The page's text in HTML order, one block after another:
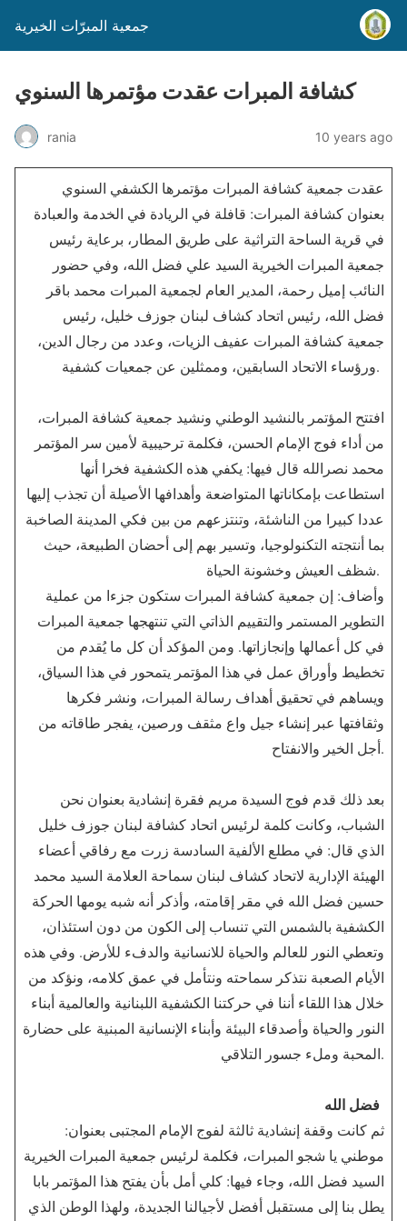
جمعية المبرّات الخيرية
كشافة المبرات عقدت مؤتمرها السنوي
rania 10 years ago
عقدت جمعية كشافة المبرات مؤتمرها الكشفي السنوي
بعنوان كشافة المبرات: قافلة في الريادة في الخدمة والعبادة
في قرية الساحة التراثية على طريق المطار، برعاية رئيس
جمعية المبرات الخيرية السيد علي فضل الله، وفي حضور
النائب إميل رحمة، المدير العام لجمعية المبرات محمد باقر
فضل الله، رئيس اتحاد كشاف لبنان جوزف خليل، رئيس
جمعية كشافة المبرات عفيف الزيات، وعدد من رجال الدين،
ورؤساء الاتحاد السابقين، وممثلين عن جمعيات كشفية.
افتتح المؤتمر بالنشيد الوطني ونشيد جمعية كشافة المبرات،
من أداء فوج الإمام الحسن، فكلمة ترحيبية لأمين سر المؤتمر
محمد نصرالله قال فيها: يكفي هذه الكشفية فخرا أنها
استطاعت بإمكاناتها المتواضعة وأهدافها الأصيلة أن تجذب إليها
عددا كبيرا من الناشئة، وتنتزعهم من بين فكي المدينة الصاخبة
بما أنتجته التكنولوجيا، وتسير بهم إلى أحضان الطبيعة، حيث
شظف العيش وخشونة الحياة.
وأضاف: إن جمعية كشافة المبرات ستكون جزءا من عملية
التطوير المستمر والتقييم الذاتي التي تنتهجها جمعية المبرات
في كل أعمالها وإنجازاتها. ومن المؤكد أن كل ما يُقدم من
تخطيط وأوراق عمل في هذا المؤتمر يتمحور في هذا السياق،
ويساهم في تحقيق أهداف رسالة المبرات، ونشر فكرها
وثقافتها عبر إنشاء جيل واع مثقف ورصين، يفجر طاقاته من
أجل الخير والانفتاح.
بعد ذلك قدم فوج السيدة مريم فقرة إنشادية بعنوان نحن
الشباب، وكانت كلمة لرئيس اتحاد كشافة لبنان جوزف خليل
الذي قال: في مطلع الألفية السادسة زرت مع رفاقي أعضاء
الهيئة الإدارية لاتحاد كشاف لبنان سماحة العلامة السيد محمد
حسين فضل الله في مقر إقامته، وأذكر أنه شبه يومها الحركة
الكشفية بالشمس التي تنساب إلى الكون من دون استئذان،
وتعطي النور للعالم والحياة للانسانية والدفء للأرض. وفي هذه
الأيام الصعبة نتذكر سماحته ونتأمل في عمق كلامه، ونؤكد من
خلال هذا اللقاء أننا في حركتنا الكشفية اللبنانية والعالمية أبناء
النور والحياة وأصدقاء البيئة وأبناء الإنسانية المبنية على حضارة
المحبة وملء جسور التلاقي.
فضل الله
ثم كانت وقفة إنشادية ثالثة لفوج الإمام المجتبى بعنوان:
موطني يا شجو المبرات، فكلمة لرئيس جمعية المبرات الخيرية
السيد فضل الله، وجاء فيها: كلي أمل بأن يفتح هذا المؤتمر بابا
يطل بنا إلى مستقبل أفضل لأجيالنا الجديدة، ولهذا الوطن الذي